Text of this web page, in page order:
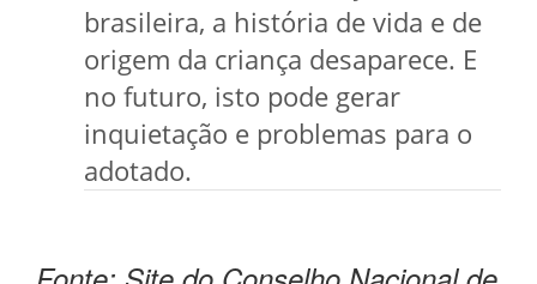
brasileira, a história de vida e de
origem da criança desaparece. E
no futuro, isto pode gerar
inquietação e problemas para o
adotado.